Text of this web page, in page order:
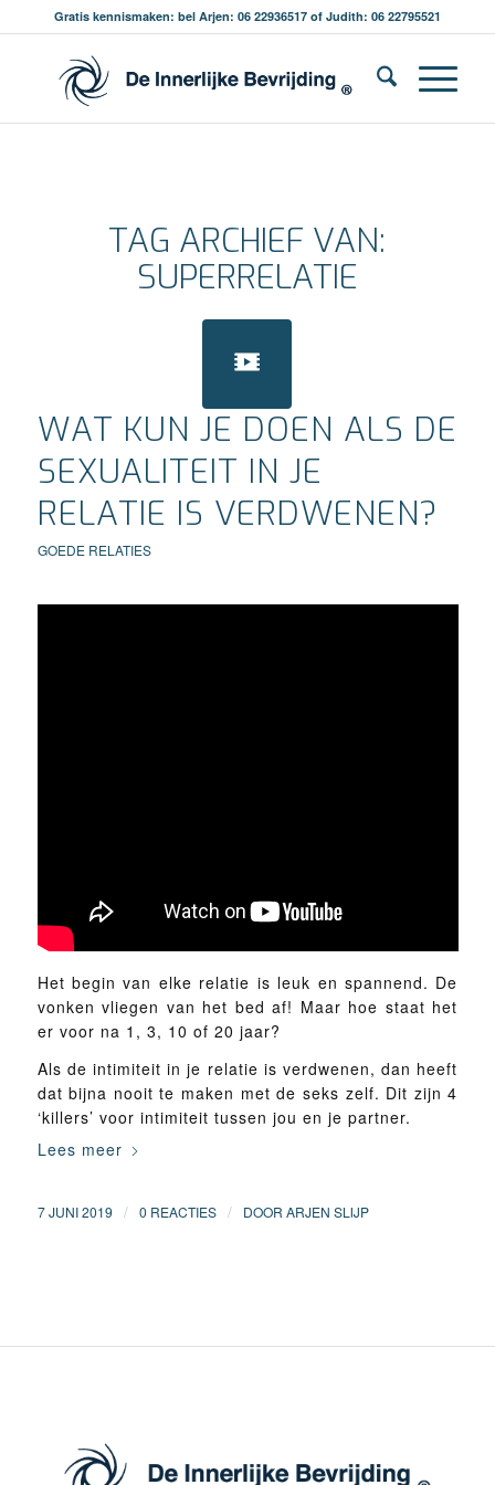
Gratis kennismaken: bel Arjen: 06 22936517 of Judith: 06 22795521
TAG ARCHIEF VAN:
SUPERRELATIE
WAT KUN JE DOEN ALS DE
SEXUALITEIT IN JE
RELATIE IS VERDWENEN?
GOEDE RELATIES
Het begin van elke relatie is leuk en spannend. De
vonken vliegen van het bed af! Maar hoe staat het
er voor na 1, 3, 10 of 20 jaar?
Als de intimiteit in je relatie is verdwenen, dan heeft
dat bijna nooit te maken met de seks zelf. Dit zijn 4
‘killers’ voor intimiteit tussen jou en je partner.
Lees meer
7 JUNI 2019 / 0 REACTIES / DOOR ARJEN SLIJP